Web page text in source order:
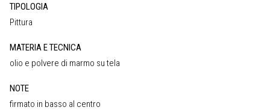
TIPOLOGIA
Pittura
MATERIA E TECNICA
olio e polvere di marmo su tela
NOTE
firmato in basso al centro